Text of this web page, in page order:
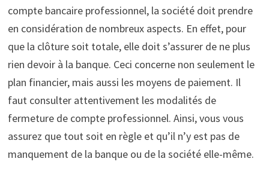
compte bancaire professionnel, la société doit prendre
en considération de nombreux aspects. En effet, pour
que la clôture soit totale, elle doit s’assurer de ne plus
rien devoir à la banque. Ceci concerne non seulement le
plan financier, mais aussi les moyens de paiement. Il
faut consulter attentivement les modalités de
fermeture de compte professionnel. Ainsi, vous vous
assurez que tout soit en règle et qu’il n’y est pas de
manquement de la banque ou de la société elle-même.